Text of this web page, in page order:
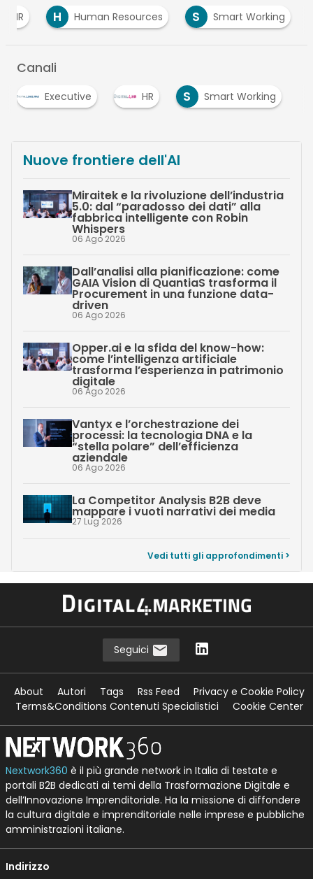
HR H Human Resources S Smart Working
Canali
Executive HR S Smart Working
Nuove frontiere dell'AI
Miraitek e la rivoluzione dell’industria
5.0: dal “paradosso dei dati” alla
fabbrica intelligente con Robin
Whispers
06 Ago 2026
Dall’analisi alla pianificazione: come
GAIA Vision di QuantiaS trasforma il
Procurement in una funzione data-
driven
06 Ago 2026
Opper.ai e la sfida del know-how:
come l’intelligenza artificiale
trasforma l’esperienza in patrimonio
digitale
06 Ago 2026
Vantyx e l’orchestrazione dei
processi: la tecnologia DNA e la
“stella polare” dell’efficienza
aziendale
06 Ago 2026
La Competitor Analysis B2B deve
mappare i vuoti narrativi dei media
27 Lug 2026
Vedi tutti gli approfondimenti >
Seguici
About Autori Tags Rss Feed
Privacy e Cookie Policy
Terms&Conditions Contenuti Specialistici
Cookie Center
Nextwork360 è il più grande network in Italia di testate e
portali B2B dedicati ai temi della Trasformazione Digitale e
dell’Innovazione Imprenditoriale. Ha la missione di diffondere
la cultura digitale e imprenditoriale nelle imprese e pubbliche
amministrazioni italiane.
Indirizzo